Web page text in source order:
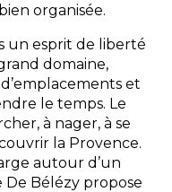
organisée.
un esprit de liberté
domaine,
et
le temps. Le
à nager, à se
la Provence.
autour d’un
De Bélézy propose